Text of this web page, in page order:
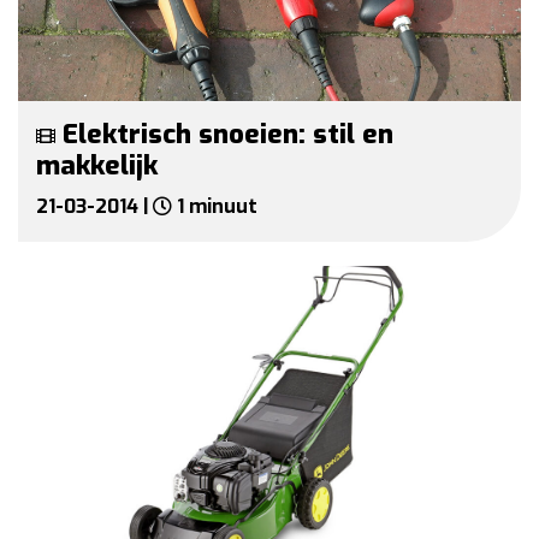
Elektrisch snoeien: stil en
makkelijk
21-03-2014 | 1 minuut